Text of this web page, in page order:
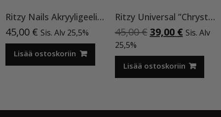
Ritzy Nails Akryyligeeli “Nude Beige”,56ml TPO vapaa
45,00 € Sis. Alv 25,5%
Lisää ostoskoriin
Ritzy Universal ”Chrystal clear” 50 ml TPO vapaa
45,00€ Alkuperäinen
oli:
45,00 €.
39,00 €
on:
39,00 €.
Sis. Alv
25,5%
Lisää ostoskoriin